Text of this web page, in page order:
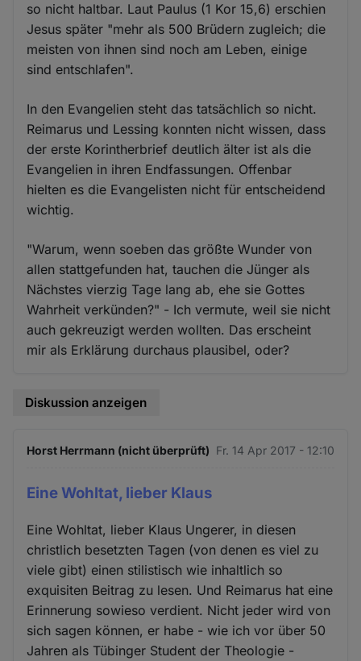
so nicht haltbar. Laut Paulus (1 Kor 15,6) erschien
Jesus später "mehr als 500 Brüdern zugleich; die
meisten von ihnen sind noch am Leben, einige
sind entschlafen".
In den Evangelien steht das tatsächlich so nicht.
Reimarus und Lessing konnten nicht wissen, dass
der erste Korintherbrief deutlich älter ist als die
Evangelien in ihren Endfassungen. Offenbar
hielten es die Evangelisten nicht für entscheidend
wichtig.
"Warum, wenn soeben das größte Wunder von
allen stattgefunden hat, tauchen die Jünger als
Nächstes vierzig Tage lang ab, ehe sie Gottes
Wahrheit verkünden?" - Ich vermute, weil sie nicht
auch gekreuzigt werden wollten. Das erscheint
mir als Erklärung durchaus plausibel, oder?
Diskussion anzeigen
Horst Herrmann (nicht überprüft) Fr. 14 Apr 2017 - 12:10
Eine Wohltat, lieber Klaus
Eine Wohltat, lieber Klaus Ungerer, in diesen
christlich besetzten Tagen (von denen es viel zu
viele gibt) einen stilistisch wie inhaltlich so
exquisiten Beitrag zu lesen. Und Reimarus hat eine
Erinnerung sowieso verdient. Nicht jeder wird von
sich sagen können, er habe - wie ich vor über 50
Jahren als Tübinger Student der Theologie -